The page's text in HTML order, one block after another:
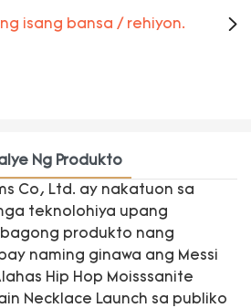
ng isang bansa / rehiyon.
Ng Produkto
Co, Ltd. ay nakatuon sa
teknolohiya upang
produkto nang
naming ginawa ang Messi
Hip Hop Moisssanite
Necklace Launch sa publiko